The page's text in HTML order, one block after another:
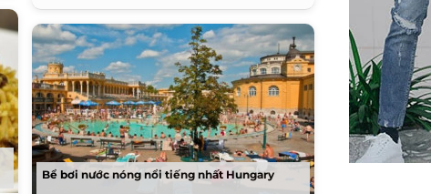
Bể bơi nước nóng nổi tiếng nhất Hungary